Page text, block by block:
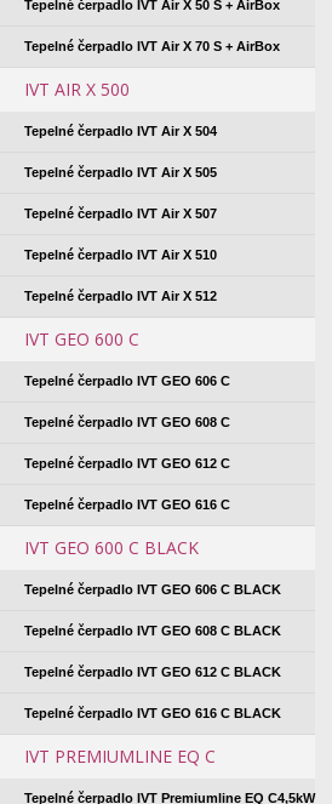
Tepelné čerpadlo IVT Air X 50 S + AirBox
Tepelné čerpadlo IVT Air X 70 S + AirBox
IVT AIR X 500
Tepelné čerpadlo IVT Air X 504
Tepelné čerpadlo IVT Air X 505
Tepelné čerpadlo IVT Air X 507
Tepelné čerpadlo IVT Air X 510
Tepelné čerpadlo IVT Air X 512
IVT GEO 600 C
Tepelné čerpadlo IVT GEO 606 C
Tepelné čerpadlo IVT GEO 608 C
Tepelné čerpadlo IVT GEO 612 C
Tepelné čerpadlo IVT GEO 616 C
IVT GEO 600 C BLACK
Tepelné čerpadlo IVT GEO 606 C BLACK
Tepelné čerpadlo IVT GEO 608 C BLACK
Tepelné čerpadlo IVT GEO 612 C BLACK
Tepelné čerpadlo IVT GEO 616 C BLACK
IVT PREMIUMLINE EQ C
Tepelné čerpadlo IVT Premiumline EQ C4,5kW